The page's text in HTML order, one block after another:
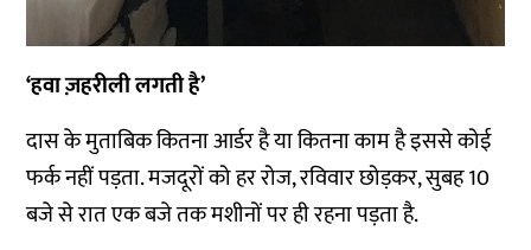
‘हवा ज़हरीली लगती है’
दास के मुताबिक कितना आर्डर है या कितना काम है इससे कोई
फर्क नहीं पड़ता. मजदूरों को हर रोज, रविवार छोड़कर, सुबह 10
बजे से रात एक बजे तक मशीनों पर ही रहना पड़ता है.